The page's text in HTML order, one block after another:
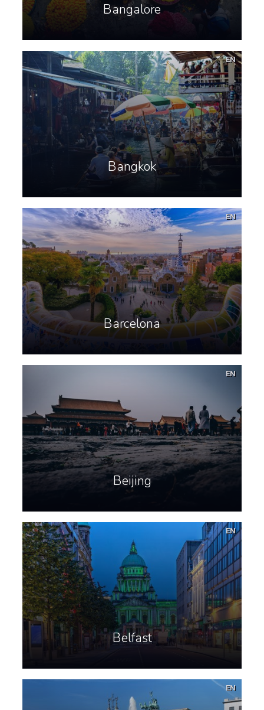
Bangalore
Bangkok
EN
Barcelona
EN
Beijing
EN
Belfast
EN
EN